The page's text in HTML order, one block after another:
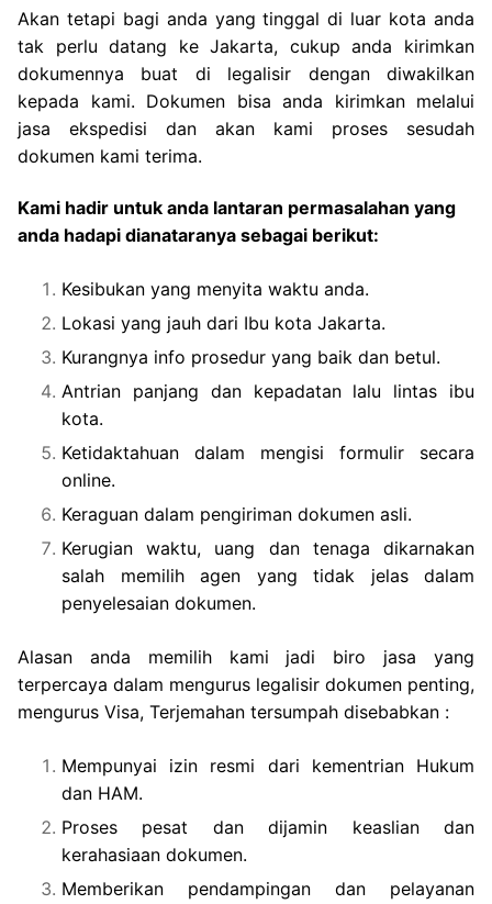
Akan tetapi bagi anda yang tinggal di luar kota anda
tak perlu datang ke Jakarta, cukup anda kirimkan
dokumennya buat di legalisir dengan diwakilkan
kepada kami. Dokumen bisa anda kirimkan melalui
jasa ekspedisi dan akan kami proses sesudah
dokumen kami terima.
Kami hadir untuk anda lantaran permasalahan yang
anda hadapi dianataranya sebagai berikut:
Kesibukan yang menyita waktu anda.
Lokasi yang jauh dari Ibu kota Jakarta.
Kurangnya info prosedur yang baik dan betul.
Antrian panjang dan kepadatan lalu lintas ibu
kota.
Ketidaktahuan dalam mengisi formulir secara
online.
Keraguan dalam pengiriman dokumen asli.
Kerugian waktu, uang dan tenaga dikarnakan
salah memilih agen yang tidak jelas dalam
penyelesaian dokumen.
Alasan anda memilih kami jadi biro jasa yang
terpercaya dalam mengurus legalisir dokumen penting,
mengurus Visa, Terjemahan tersumpah disebabkan :
Mempunyai izin resmi dari kementrian Hukum
dan HAM.
Proses pesat dan dijamin keaslian dan
kerahasiaan dokumen.
Memberikan pendampingan dan pelayanan